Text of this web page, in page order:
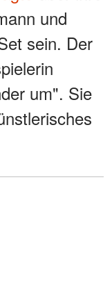
und
sein. Der
um". Sie